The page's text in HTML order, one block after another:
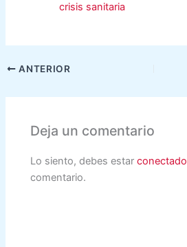
crisis sanitaria
ANTERIOR
Deja un comentario
Lo siento, debes estarconectado
comentario.